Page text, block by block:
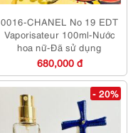
0016-CHANEL No 19 EDT
Vaporisateur 100ml-Nước
hoa nữ-Đã sử dụng
680,000 đ
- 20%